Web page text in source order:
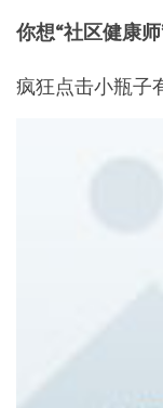
你想“社区健康
疯狂点击小瓶子